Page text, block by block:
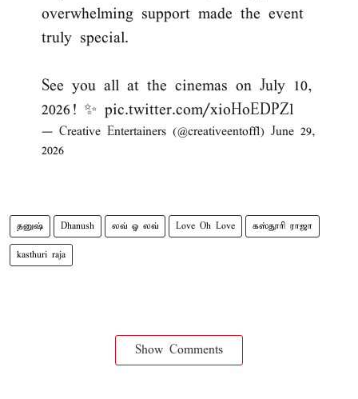
overwhelming support made the event
truly special.
See you all at the cinemas on July 10,
2026! ✨ pic.twitter.com/xioHoEDPZl
— Creative Entertainers (@creativeentoffl) June 29,
2026
தனுஷ் Dhanush லவ் ஓ லவ் Love Oh Love கஸ்தூரி ராஜா
kasthuri raja
Show Comments